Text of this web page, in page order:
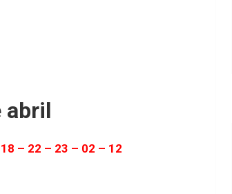
abril
– 22 – 23 – 02 – 12